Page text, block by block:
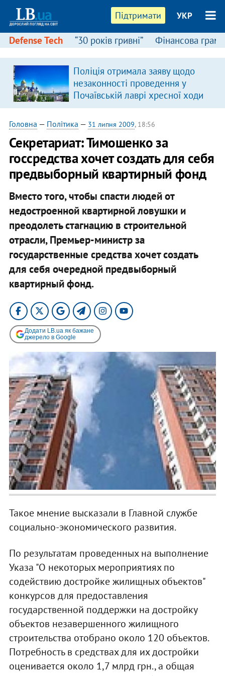
Підтримати УКР
Defense Tech “30 років гривні” Фінансова
Поліція отримала заяву щодо
незаконності проведення у
Почаївській лаврі хресної ходи
Головна — Політика — 31 липня 2009, 18:56
Секретариат: Тимошенко за
госсредства хочет создать для себя
предвыборный квартирный фонд
Вместо того, чтобы спасти людей от
недостроенной квартирной ловушки и
преодолеть стагнацию в строительной
отрасли, Премьер-министр за
государственные средства хочет создать
для себя очередной предвыборный
квартирный фонд.
Додати LB.ua як бажане
джерело в Google
Такое мнение высказали в Главной службе
социально-экономического развития.
По результатам проведенных на выполнение
Указа "О некоторых мероприятиях по
содействию достройке жилищных объектов"
конкурсов для предоставления
государственной поддержки на достройку
объектов незавершенного жилищного
строительства отобрано около 120 объектов.
Потребность в средствах для их достройки
оценивается около 1,7 млрд грн., а общая